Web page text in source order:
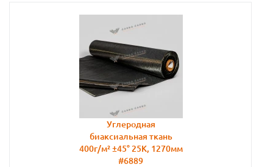
Углеродная
биаксиальная ткань
400г/м² ±45° 25К, 1270мм
#6889